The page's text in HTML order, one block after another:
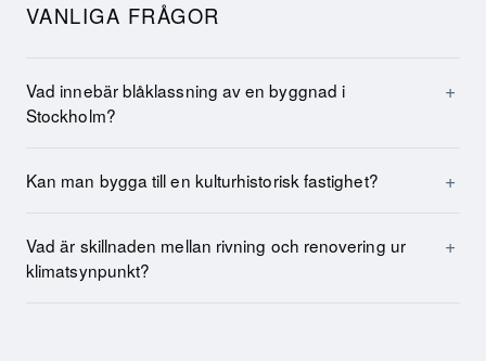
VANLIGA FRÅGOR
Vad innebär blåklassning av en byggnad i
Stockholm?
Kan man bygga till en kulturhistorisk fastighet?
Vad är skillnaden mellan rivning och renovering ur
klimatsynpunkt?